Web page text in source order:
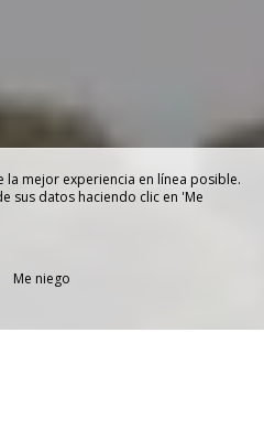
mejor experiencia en línea posible.
sus datos haciendo clic en 'Me
Me niego